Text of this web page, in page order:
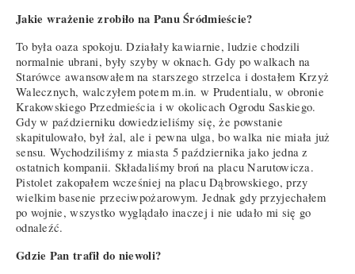
Jakie wrażenie zrobiło na Panu Śródmieście?
To była oaza spokoju. Działały kawiarnie, ludzie chodzili
normalnie ubrani, były szyby w oknach. Gdy po walkach na
Starówce awansowałem na starszego strzelca i dostałem Krzyż
Walecznych, walczyłem potem m.in. w Prudentialu, w obronie
Krakowskiego Przedmieścia i w okolicach Ogrodu Saskiego.
Gdy w październiku dowiedzieliśmy się, że powstanie
skapitulowało, był żal, ale i pewna ulga, bo walka nie miała już
sensu. Wychodziliśmy z miasta 5 października jako jedna z
ostatnich kompanii. Składaliśmy broń na placu Narutowicza.
Pistolet zakopałem wcześniej na placu Dąbrowskiego, przy
wielkim basenie przeciwpożarowym. Jednak gdy przyjechałem
po wojnie, wszystko wyglądało inaczej i nie udało mi się go
odnaleźć.
Gdzie Pan trafił do niewoli?